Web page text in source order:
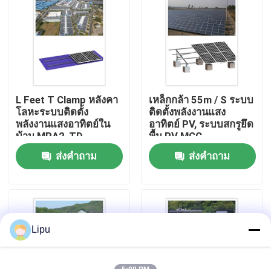
การแสดง VR
เกี่ยวกับเรา
ทัวร์โรงงาน
ควบคุมคุณภาพ
กรณี
ระบบติดตั้งพลังงานแสงอาทิตย์
L Feet T Clamp หลังคา
โลหะระบบติดตั้ง
พลังงานแสงอาทิตย์ใน
บ้าน MRA2-TD
ส่งคำถาม
เหล็กกล้า 55m / S ระบบ
ติดตั้งพลังงานแสง
อาทิตย์ PV, ระบบสกรูยึด
พื้น PV MGC
ส่งคำถาม
Lipu